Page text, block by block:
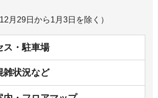
月29日から1月3日を除く）
ス・駐車場
雑状況など